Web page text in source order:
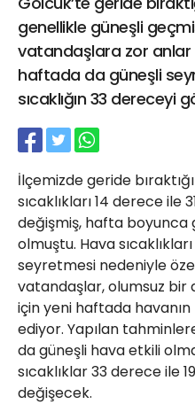
genellikle güneşli
vatandaşlara zor anlar
haftada da güneşli
sıcaklığın 33
İlçemizde geride
sıcaklıkları 14 derece ile
değişmiş, hafta boyunca
olmuştu. Hava
seyretmesi nedeniyle
vatandaşlar, olumsuz bir
için yeni haftada havanın
ediyor. Yapılan
da güneşli hava etkili
sıcaklıklar 33 derece ile
değişecek.
21